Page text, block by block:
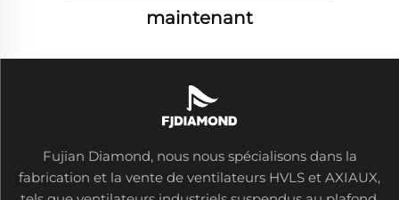
maintenant
Fujian Diamond, nous nous spécialisons dans la
fabrication et la vente de ventilateurs HVLS et AXIAUX,